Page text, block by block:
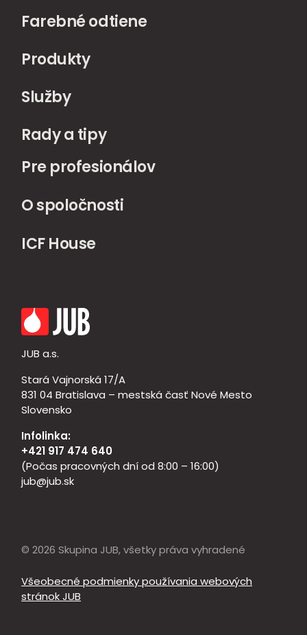
Farebné odtiene
Produkty
Služby
Rady a tipy
Pre profesionálov
O spoločnosti
ICF House
JUB a.s.
Stará Vajnorská 17/A
831 04 Bratislava – mestská časť Nové Mesto
Slovensko
Infolinka:
+421 917 474 640
(Počas pracovných dní od 8:00 – 16:00)
jub@jub.sk
© 2026 Skupina JUB, všetky práva vyhradené
Všeobecné podmienky používania webových
stránok JUB